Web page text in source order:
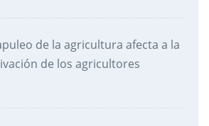
de la agricultura afecta a la
de los agricultores